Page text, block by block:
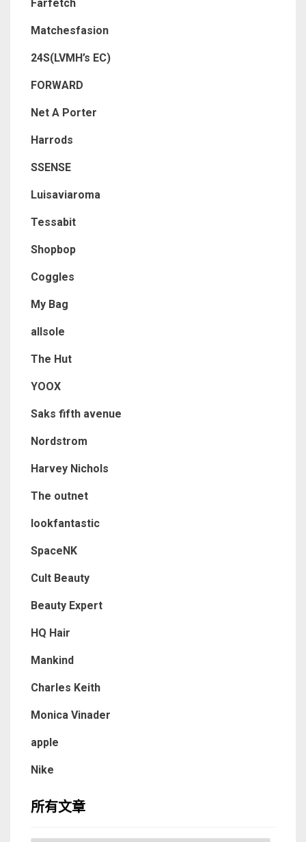
Farfetch
Matchesfasion
24S(LVMH’s EC)
FORWARD
Net A Porter
Harrods
SSENSE
Luisaviaroma
Tessabit
Shopbop
Coggles
My Bag
allsole
The Hut
YOOX
Saks fifth avenue
Nordstrom
Harvey Nichols
The outnet
lookfantastic
SpaceNK
Cult Beauty
Beauty Expert
HQ Hair
Mankind
Charles Keith
Monica Vinader
apple
Nike
所有文章